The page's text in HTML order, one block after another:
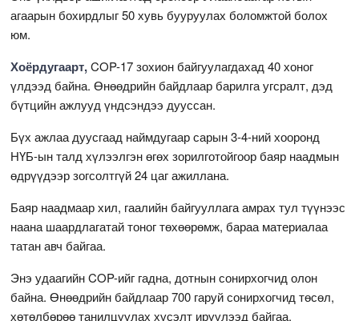
агаарын бохирдлыг 50 хувь бууруулах боломжтой болох
юм.
Хоёрдугаарт,COP-17 зохион байгуулагдахад 40 хоног
үлдээд байна. Өнөөдрийн байдлаар барилга угсралт, дэд
бүтцийн ажлууд үндсэндээ дууссан.
Бүх ажлаа дуусгаад наймдугаар сарын 3-4-ний хооронд
НҮБ-ын талд хүлээлгэн өгөх зорилготойгоор баяр наадмын
өдрүүдээр зогсолтгүй 24 цаг ажиллана.
Баяр наадмаар хил, гаалийн байгууллага амрах тул түүнээс
наана шаардлагатай тоног төхөөрөмж, бараа материалаа
татан авч байгаа.
Энэ удаагийн COP-ийг гадна, дотнын сонирхогчид олон
байна. Өнөөдрийн байдлаар 700 гаруй сонирхогчид төсөл,
хөтөлбөрөө танилцуулах хүсэлт ирүүлээд байгаа.